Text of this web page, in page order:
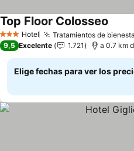
3 Estrellas
Hotel Tratamientos de
Top Floor Colosseo
9,5 Excelente 1.721 a 0.7 km
Elige fechas para ver los